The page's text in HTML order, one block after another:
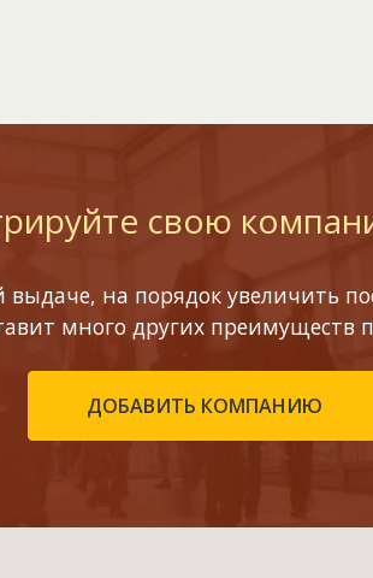
свою
на порядок увеличить
много других преимуществ
ДОБАВИТЬ КОМПАНИЮ